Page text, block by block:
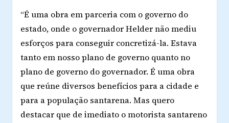
“É uma obra em parceria com o governo do
estado, onde o governador Helder não mediu
esforços para conseguir concretizá-la. Estava
tanto em nosso plano de governo quanto no
plano de governo do governador. É uma obra
que reúne diversos benefícios para a cidade e
para a população santarena. Mas quero
destacar que de imediato o motorista santareno